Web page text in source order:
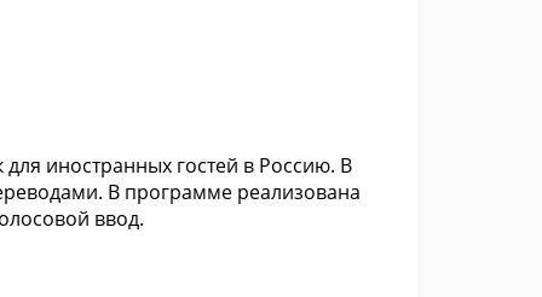
иностранных гостей в Россию. В
В программе реализована
ввод.